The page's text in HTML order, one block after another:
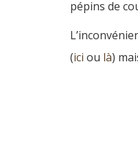
pépins de
(ici ou là)